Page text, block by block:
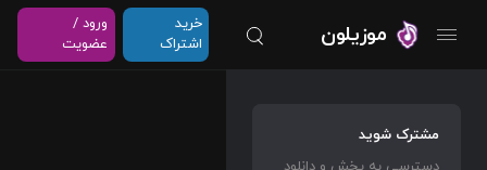
موزیلون
خرید
اشتراک
ورود /
عضویت
مشترک شوید